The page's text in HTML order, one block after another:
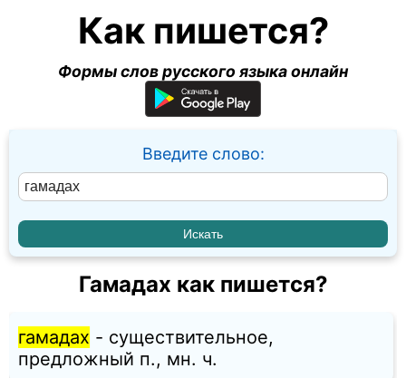
Как пишется?
Формы слов русского языка онлайн
Введите слово:
Гамадах как пишется?
гамадах - существительное,
предложный п., мн. ч.